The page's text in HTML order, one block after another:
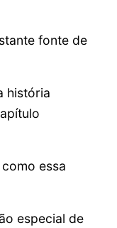
fonte de
história
essa
especial de